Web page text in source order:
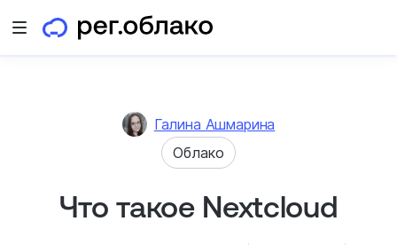
Открыть меню
Галина Ашмарина
Облако
Что такое Nextcloud